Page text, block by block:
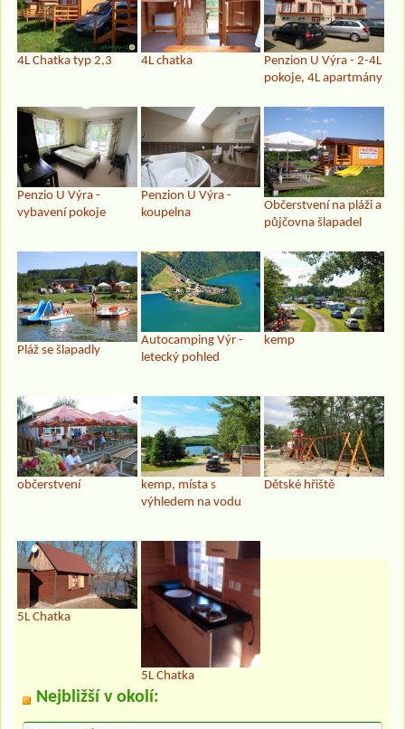
4L Chatka typ 2,3 4L chatka
Penzion U Výra - 2-4L
pokoje, 4L apartmány
Penzio U Výra -
vybavení pokoje
Penzion U Výra -
koupelna
Občerstvení na pláži a
půjčovna šlapadel
Pláž se šlapadly
Autocamping Výr -
letecký pohled
kemp
občerstvení
kemp, místa s
výhledem na vodu
Dětské hřiště
5L Chatka
5L Chatka
Nejbližší v okolí: